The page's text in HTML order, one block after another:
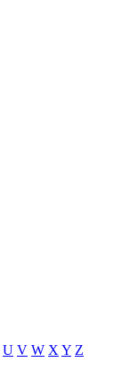
U V W X Y Z